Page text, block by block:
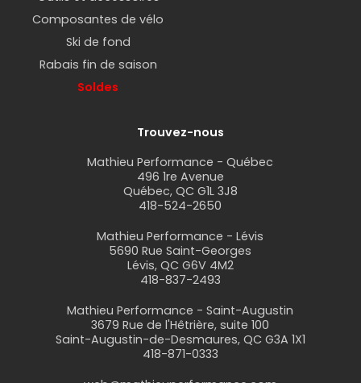
Composantes de vélo
Ski de fond
Rabais fin de saison
Soldes
Trouvez-nous
Mathieu Performance - Québec
496 1re Avenue
Québec, QC G1L 3J8
418-524-2650
Mathieu Performance - Lévis
5690 Rue Saint-Georges
Lévis, QC G6V 4M2
418-837-2493
Mathieu Performance - Saint-Augustin
3679 Rue de l'Hêtrière, suite 100
Saint-Augustin-de-Desmaures, QC G3A 1X1
418-871-0333